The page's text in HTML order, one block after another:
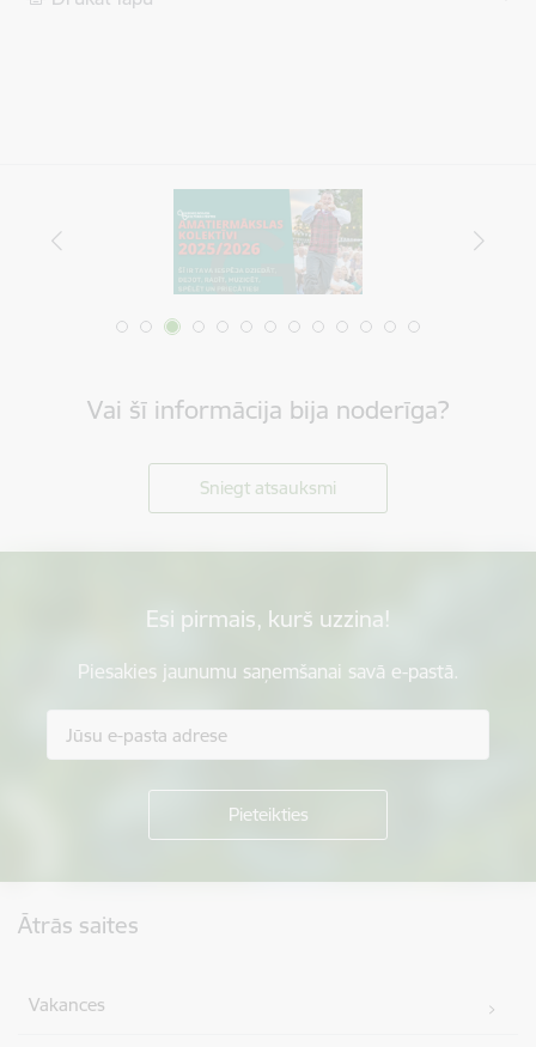
Vai šī informācija bija noderīga?
Sniegt atsauksmi
Esi pirmais, kurš uzzina!
Piesakies jaunumu saņemšanai savā e-pastā.
Ātrās saites
Vakances